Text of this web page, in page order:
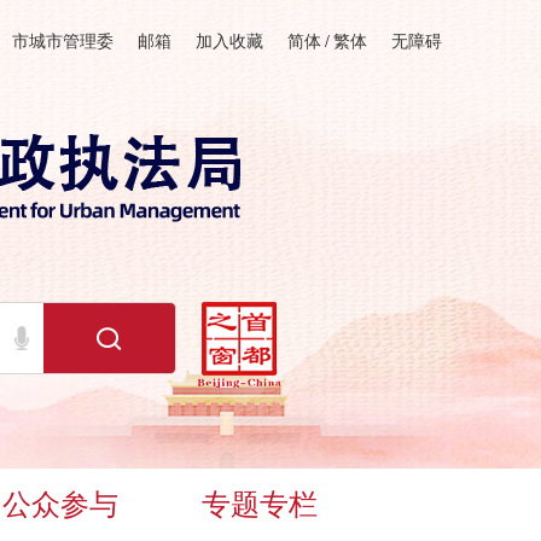
市城市管理委 邮箱 加入收藏 简体 / 繁体 无障碍
公众参与 专题专栏